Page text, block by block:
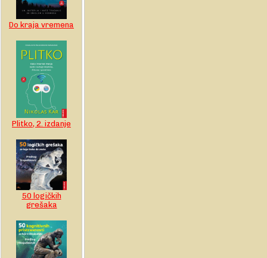
Do kraja vremena
Plitko, 2. izdanje
50 logičkih
grešaka